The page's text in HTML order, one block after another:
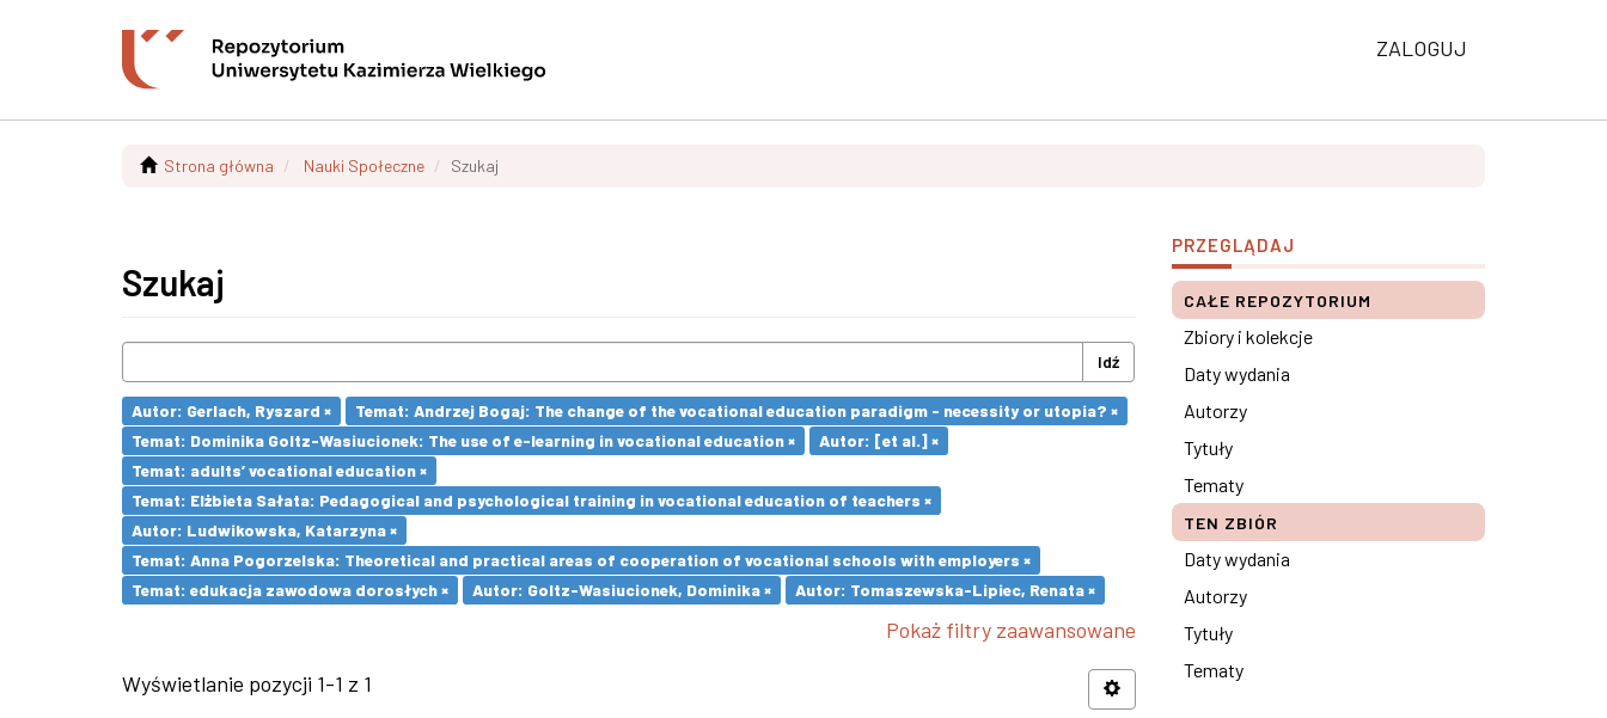
ZALOGUJ
Strona główna Nauki Społeczne Szukaj
Szukaj
Idź
Autor: Gerlach, Ryszard ×
Temat: Andrzej Bogaj: The change of the vocational education paradigm - necessity or utopia? ×
Temat: Dominika Goltz-Wasiucionek: The use of e-learning in vocational education ×
Autor: [et al.] ×
Temat: adults’ vocational education ×
Temat: Elżbieta Sałata: Pedagogical and psychological training in vocational education of teachers ×
Autor: Ludwikowska, Katarzyna ×
Temat: Anna Pogorzelska: Theoretical and practical areas of cooperation of vocational schools with employers ×
Temat: edukacja zawodowa dorosłych ×
Autor: Goltz-Wasiucionek, Dominika × Autor: Tomaszewska-Lipiec, Renata ×
Pokaż filtry zaawansowane
Wyświetlanie pozycji 1-1 z 1
PRZEGLĄDAJ
CAŁE REPOZYTORIUM
Zbiory i kolekcje
Daty wydania
Autorzy
Tytuły
Tematy
TEN ZBIÓR
Daty wydania
Autorzy
Tytuły
Tematy